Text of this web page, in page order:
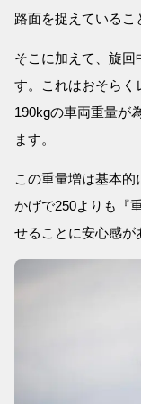
路面を捉えているこ
そこに加えて、旋
す。これはおそらく
190kgの車両重量が
ます。
この重量増は基本
かげで250よりも『
せることに安心感が